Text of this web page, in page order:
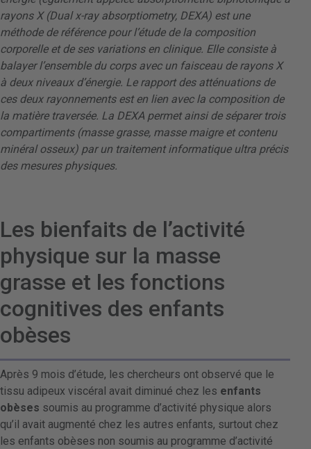
rayons X (Dual x-ray absorptiometry, DEXA) est une
méthode de référence pour l’étude de la composition
corporelle et de ses variations en clinique. Elle consiste à
balayer l’ensemble du corps avec un faisceau de rayons X
à deux niveaux d’énergie. Le rapport des atténuations de
ces deux rayonnements est en lien avec la composition de
la matière traversée. La DEXA permet ainsi de séparer trois
compartiments (masse grasse, masse maigre et contenu
minéral osseux) par un traitement informatique ultra précis
des mesures physiques.
Les bienfaits de l’activité
physique sur la masse
grasse et les fonctions
cognitives des enfants
obèses
Après 9 mois d’étude, les chercheurs ont observé que le
tissu adipeux viscéral avait diminué chez les enfants
obèses soumis au programme d’activité physique alors
qu’il avait augmenté chez les autres enfants, surtout chez
les enfants obèses non soumis au programme d’activité